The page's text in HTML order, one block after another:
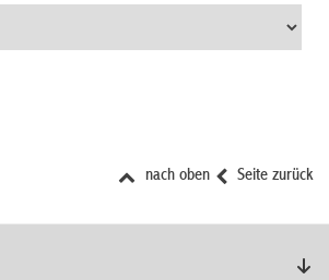
Seite zurück
nach oben